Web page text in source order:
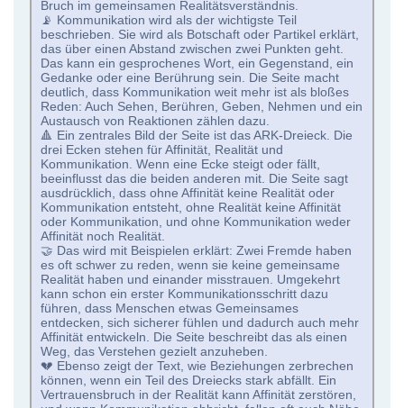
Bruch im gemeinsamen Realitätsverständnis.
📡 Kommunikation wird als der wichtigste Teil
beschrieben. Sie wird als Botschaft oder Partikel erklärt,
das über einen Abstand zwischen zwei Punkten geht.
Das kann ein gesprochenes Wort, ein Gegenstand, ein
Gedanke oder eine Berührung sein. Die Seite macht
deutlich, dass Kommunikation weit mehr ist als bloßes
Reden: Auch Sehen, Berühren, Geben, Nehmen und ein
Austausch von Reaktionen zählen dazu.
🔺 Ein zentrales Bild der Seite ist das ARK-Dreieck. Die
drei Ecken stehen für Affinität, Realität und
Kommunikation. Wenn eine Ecke steigt oder fällt,
beeinflusst das die beiden anderen mit. Die Seite sagt
ausdrücklich, dass ohne Affinität keine Realität oder
Kommunikation entsteht, ohne Realität keine Affinität
oder Kommunikation, und ohne Kommunikation weder
Affinität noch Realität.
🤝 Das wird mit Beispielen erklärt: Zwei Fremde haben
es oft schwer zu reden, wenn sie keine gemeinsame
Realität haben und einander misstrauen. Umgekehrt
kann schon ein erster Kommunikationsschritt dazu
führen, dass Menschen etwas Gemeinsames
entdecken, sich sicherer fühlen und dadurch auch mehr
Affinität entwickeln. Die Seite beschreibt das als einen
Weg, das Verstehen gezielt anzuheben.
💔 Ebenso zeigt der Text, wie Beziehungen zerbrechen
können, wenn ein Teil des Dreiecks stark abfällt. Ein
Vertrauensbruch in der Realität kann Affinität zerstören,